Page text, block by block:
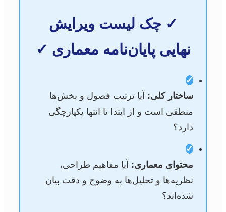
✓ چک لیست ویرایش
نهایی پایان‌نامه معماری ✓
✓
ساختار کلی: آیا ترتیب فصول و بخش‌ها
منطقی است و از ابتدا تا انتها یکپارچگی
دارد؟
✓
محتوای معماری: آیا مفاهیم طراحی،
نظریه‌ها و تحلیل‌ها به وضوح و دقت بیان
شده‌اند؟